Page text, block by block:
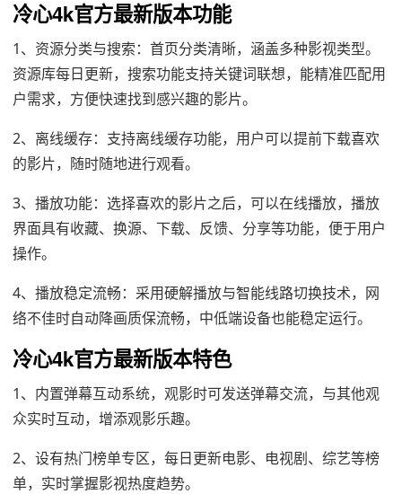
冷心4k官方最新版本功能
1、资源分类与搜索：首页分类清晰，涵盖多种影视类型。
资源库每日更新，搜索功能支持关键词联想，能精准匹配用
户需求，方便快速找到感兴趣的影片。
2、离线缓存：支持离线缓存功能，用户可以提前下载喜欢
的影片，随时随地进行观看。
3、播放功能：选择喜欢的影片之后，可以在线播放，播放
界面具有收藏、换源、下载、反馈、分享等功能，便于用户
操作。
4、播放稳定流畅：采用硬解播放与智能线路切换技术，网
络不佳时自动降画质保流畅，中低端设备也能稳定运行。
冷心4k官方最新版本特色
1、内置弹幕互动系统，观影时可发送弹幕交流，与其他观
众实时互动，增添观影乐趣。
2、设有热门榜单专区，每日更新电影、电视剧、综艺等榜
单，实时掌握影视热度趋势。